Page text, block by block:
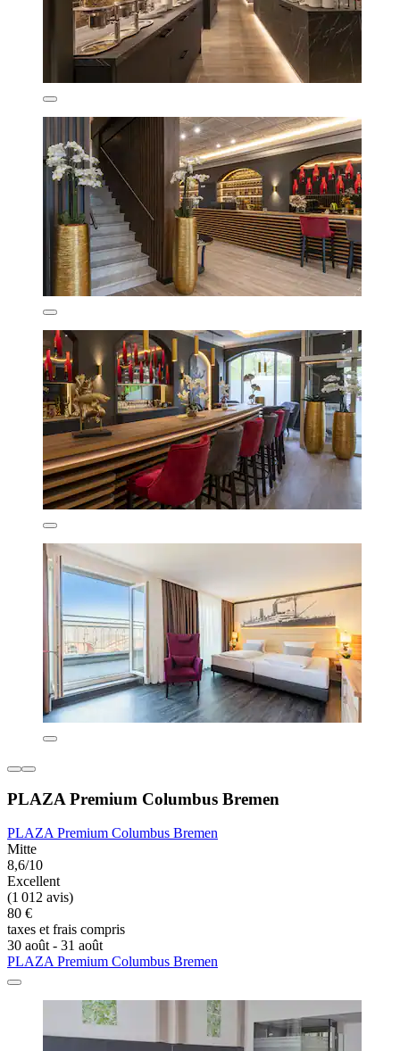
PLAZA Premium Columbus Bremen
PLAZA Premium Columbus Bremen
Mitte
8,6/10
Excellent
(1 012 avis)
80 €
taxes et frais compris
30 août - 31 août
PLAZA Premium Columbus Bremen